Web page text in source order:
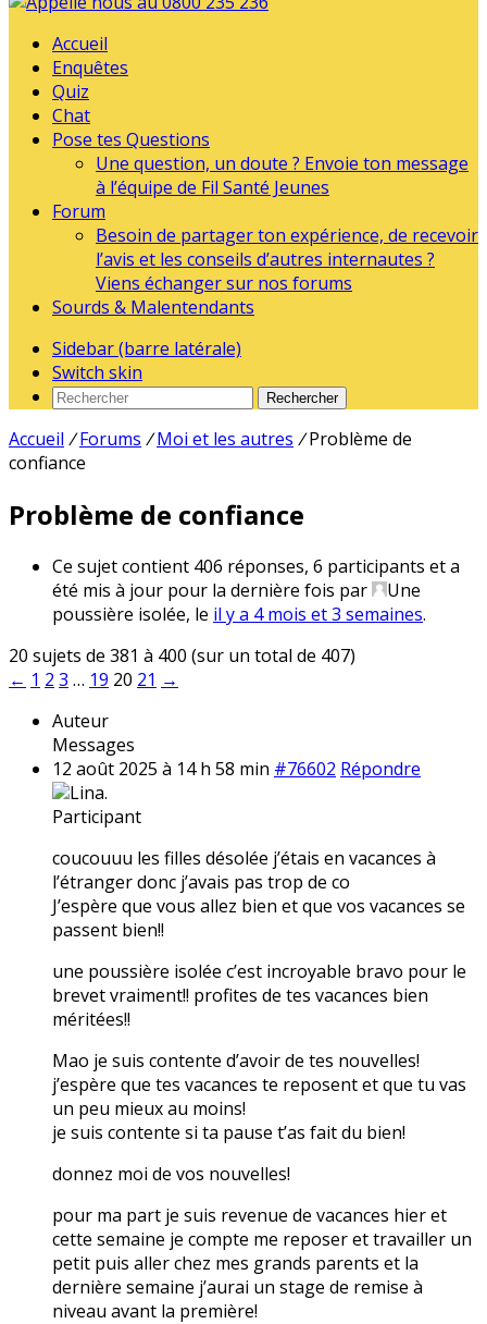
Accueil
Enquêtes
Quiz
Chat
Pose tes Questions
Une question, un doute ? Envoie ton message
à l’équipe de Fil Santé Jeunes
Forum
Besoin de partager ton expérience, de recevoir
l’avis et les conseils d’autres internautes ?
Viens échanger sur nos forums
Sourds & Malentendants
Sidebar (barre latérale)
Switch skin
Rechercher
Accueil / Forums / Moi et les autres / Problème de
confiance
Problème de confiance
Ce sujet contient 406 réponses, 6 participants et a
été mis à jour pour la dernière fois par
Une
poussière isolée, le il y a 4 mois et 3 semaines.
20 sujets de 381 à 400 (sur un total de 407)
← 1 2 3 … 19 20 21 →
Auteur
Messages
12 août 2025 à 14 h 58 min #76602 Répondre
Lina.
Participant
coucouuu les filles désolée j’étais en vacances à
l’étranger donc j’avais pas trop de co
J’espère que vous allez bien et que vos vacances se
passent bien!!
une poussière isolée c’est incroyable bravo pour le
brevet vraiment!! profites de tes vacances bien
méritées!!
Mao je suis contente d’avoir de tes nouvelles!
j’espère que tes vacances te reposent et que tu vas
un peu mieux au moins!
je suis contente si ta pause t’as fait du bien!
donnez moi de vos nouvelles!
pour ma part je suis revenue de vacances hier et
cette semaine je compte me reposer et travailler un
petit puis aller chez mes grands parents et la
dernière semaine j’aurai un stage de remise à
niveau avant la première!